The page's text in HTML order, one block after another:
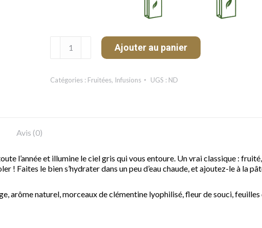
Orange
Ajouter au panier
Catégories : Fruitées, Infusions UGS : ND
Avis (0)
l’année et illumine le ciel gris qui vous entoure. Un vrai classique :
! Faites le bien s’hydrater dans un peu d’eau chaude, et ajoutez-le à la
arôme naturel, morceaux de clémentine lyophilisé, fleur de souci, feuilles